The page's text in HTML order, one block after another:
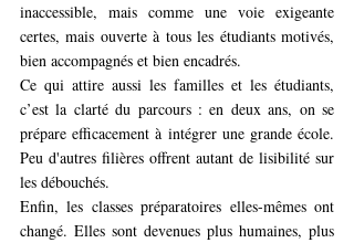
inaccessible, mais comme une voie exigeante
certes, mais ouverte à tous les étudiants motivés,
bien accompagnés et bien encadrés.
Ce qui attire aussi les familles et les étudiants,
c’est la clarté du parcours : en deux ans, on se
prépare efficacement à intégrer une grande école.
Peu d'autres filières offrent autant de lisibilité sur
les débouchés.
Enfin, les classes préparatoires elles-mêmes ont
changé. Elles sont devenues plus humaines, plus